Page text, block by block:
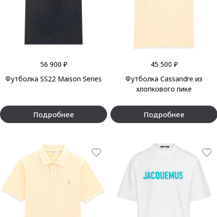
56 900 ₽
Футболка SS22 Maison Series
Подробнее
45 500 ₽
Футболка Cassandre из
хлопкового пике
Подробнее